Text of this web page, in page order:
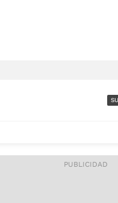
ACCESO FULL - $1.800/